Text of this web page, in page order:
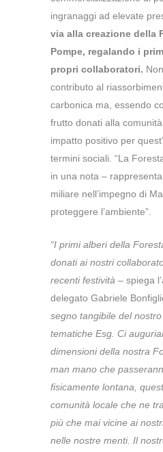
ingranaggi ad elevate
via alla creazione della
Pompe, regalando i
propri collaboratori.
contributo al
carbonica ma, essendo
frutto donati alla
impatto positivo per
termini sociali. “La
in una nota –
miliare nell’impegno di
proteggere l’ambiente”.
“I primi alberi della
donati ai nostri
recenti festività – spiega
delegato Gabriele
segno tangibile del
tematiche Esg. Ci
dimensioni della nostra
man mano che
fisicamente lontana,
comunità locale che ne
più che mai vicine ai
nelle nostre menti. Il